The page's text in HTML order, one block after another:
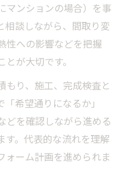
マンションの場合）を事
相談しながら、間取り変
性への影響などを把握
が大切です。
もり、施工、完成検査と
希望通りになるか」
どを確認しながら進める
す。代表的な流れを理解
ォーム計画を進められま